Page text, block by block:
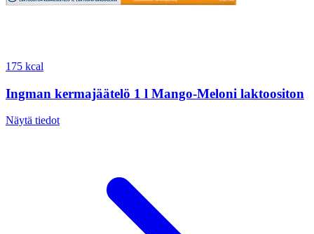
175 kcal
Ingman kermajäätelö 1 l Mango-Meloni laktoositon
Näytä tiedot